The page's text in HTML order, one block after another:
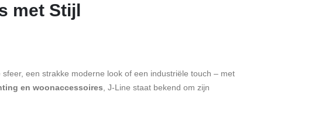
met Stijl
een strakke moderne look of een industriële touch – met
en woonaccessoires , J-Line staat bekend om zijn